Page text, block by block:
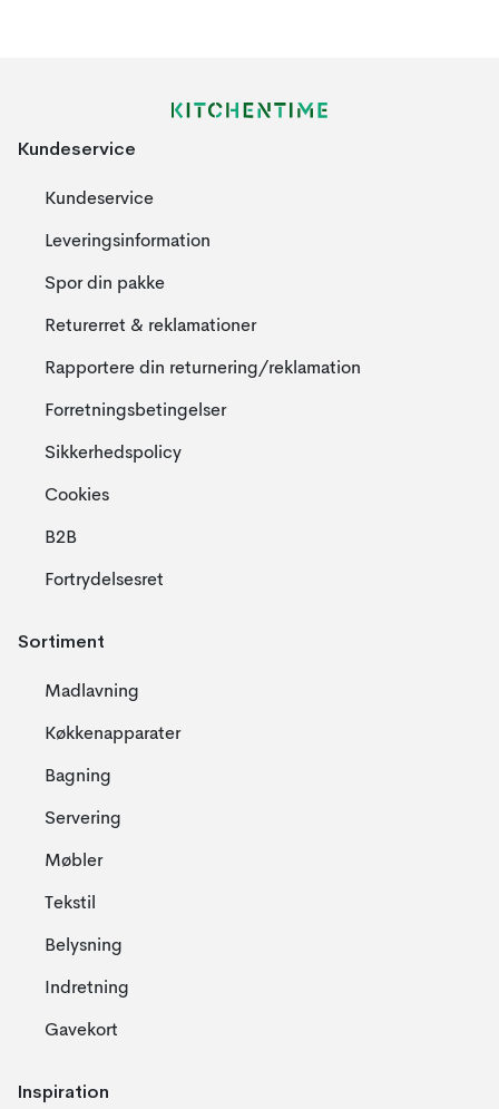
Kundeservice
Kundeservice
Leveringsinformation
Spor din pakke
Returerret & reklamationer
Rapportere din returnering/reklamation
Forretningsbetingelser
Sikkerhedspolicy
Cookies
B2B
Fortrydelsesret
Sortiment
Madlavning
Køkkenapparater
Bagning
Servering
Møbler
Tekstil
Belysning
Indretning
Gavekort
Inspiration